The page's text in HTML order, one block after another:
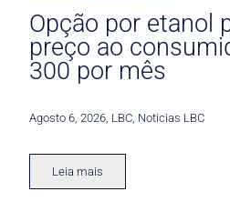
Opção por etanol
preço ao
300 por mês
Agosto 6, 2026 LBC Noticias LBC
Leia mais